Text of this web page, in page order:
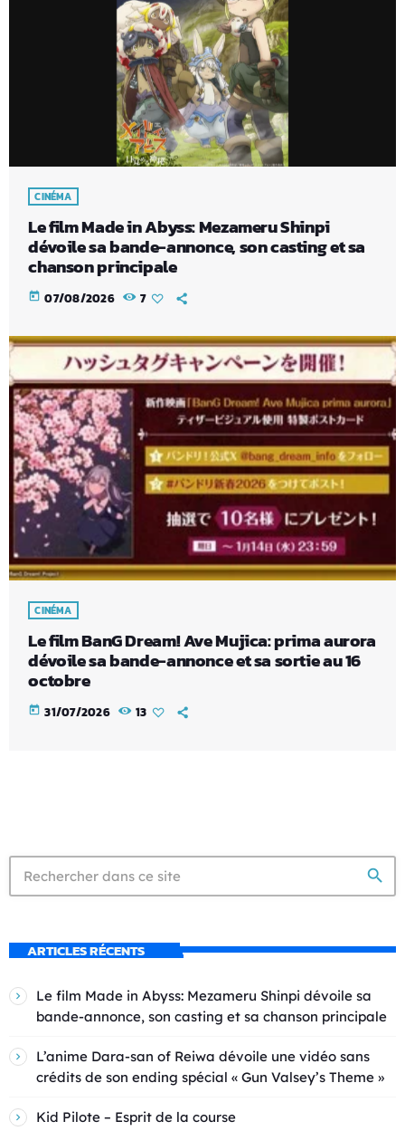
CINÉMA
Le film Made in Abyss: Mezameru Shinpi
dévoile sa bande-annonce, son casting et sa
chanson principale
today 07/08/2026 7
CINÉMA
Le film BanG Dream! Ave Mujica: prima aurora
dévoile sa bande-annonce et sa sortie au 16
octobre
today 31/07/2026 13
search
ARTICLES RÉCENTS
Le film Made in Abyss: Mezameru Shinpi dévoile sa
bande-annonce, son casting et sa chanson principale
L’anime Dara-san of Reiwa dévoile une vidéo sans
crédits de son ending spécial « Gun Valsey’s Theme »
Kid Pilote – Esprit de la course